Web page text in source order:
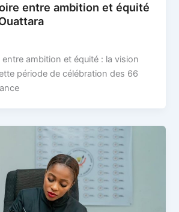
entre ambition et équité
entre ambition et équité : la vision
période de célébration des 66